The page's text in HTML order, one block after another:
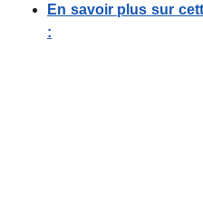
En savoir plus sur
: